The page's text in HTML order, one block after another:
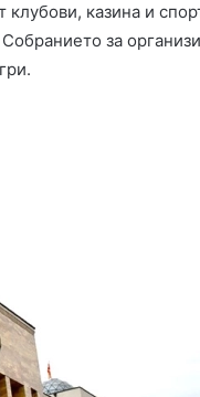
казина и
за